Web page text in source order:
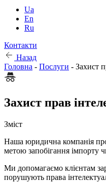
Ua
En
Ru
Контакти
Назад
Головна - Послуги - Захист
Захист прав
Зміст
Наша юридична компанія
метою запобігання імпорту
Ми допомагаємо клієнтам
порушують права